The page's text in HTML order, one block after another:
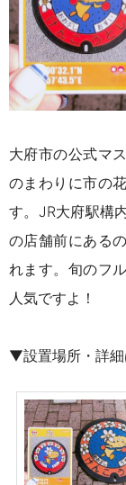
大府市の公式マ
のまわりに市の
す。 JR大府駅構
の店舗前にある
れます。旬のフ
人気ですよ！
▼設置場所・詳細